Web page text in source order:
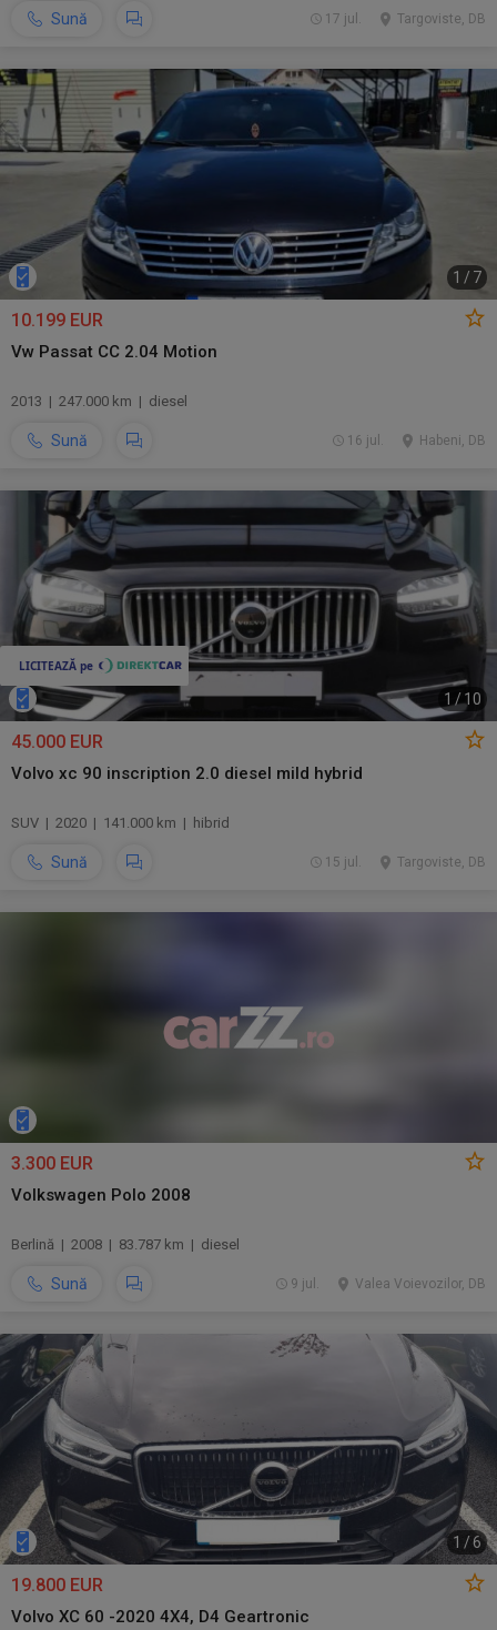
Sună Targoviste, DB
17 jul.
1 / 7
10.199 EUR
Vw Passat CC 2.04 Motion
2013 | 247.000 km | diesel
Sună Habeni, DB
16 jul.
1 /10
45.000 EUR
Volvo xc 90 inscription 2.0 diesel mild hybrid
SUV | 2020 | 141.000 km | hibrid
Sună Targoviste, DB
15 jul.
3.300 EUR
Volkswagen Polo 2008
Berlină | 2008 | 83.787 km | diesel
Sună Valea Voievozilor, DB
9 jul.
1 /6
19.800 EUR
Volvo XC 60 -2020 4X4, D4 Geartronic